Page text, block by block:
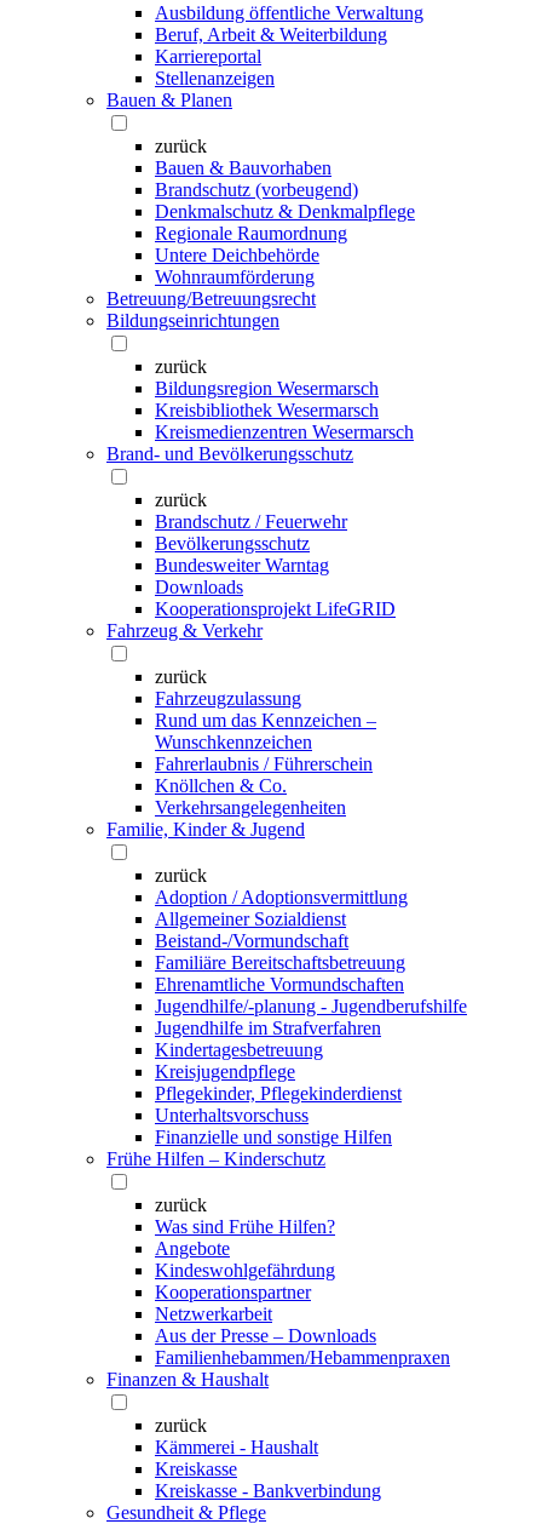
Ausbildung öffentliche Verwaltung
Beruf, Arbeit & Weiterbildung
Karriereportal
Stellenanzeigen
Bauen & Planen
zurück
Bauen & Bauvorhaben
Brandschutz (vorbeugend)
Denkmalschutz & Denkmalpflege
Regionale Raumordnung
Untere Deichbehörde
Wohnraumförderung
Betreuung/Betreuungsrecht
Bildungseinrichtungen
zurück
Bildungsregion Wesermarsch
Kreisbibliothek Wesermarsch
Kreismedienzentren Wesermarsch
Brand- und Bevölkerungsschutz
zurück
Brandschutz / Feuerwehr
Bevölkerungsschutz
Bundesweiter Warntag
Downloads
Kooperationsprojekt LifeGRID
Fahrzeug & Verkehr
zurück
Fahrzeugzulassung
Rund um das Kennzeichen –
Wunschkennzeichen
Fahrerlaubnis / Führerschein
Knöllchen & Co.
Verkehrsangelegenheiten
Familie, Kinder & Jugend
zurück
Adoption / Adoptionsvermittlung
Allgemeiner Sozialdienst
Beistand-/Vormundschaft
Familiäre Bereitschaftsbetreuung
Ehrenamtliche Vormundschaften
Jugendhilfe/-planung - Jugendberufshilfe
Jugendhilfe im Strafverfahren
Kindertagesbetreuung
Kreisjugendpflege
Pflegekinder, Pflegekinderdienst
Unterhaltsvorschuss
Finanzielle und sonstige Hilfen
Frühe Hilfen – Kinderschutz
zurück
Was sind Frühe Hilfen?
Angebote
Kindeswohlgefährdung
Kooperationspartner
Netzwerkarbeit
Aus der Presse – Downloads
Familienhebammen/Hebammenpraxen
Finanzen & Haushalt
zurück
Kämmerei - Haushalt
Kreiskasse
Kreiskasse - Bankverbindung
Gesundheit & Pflege